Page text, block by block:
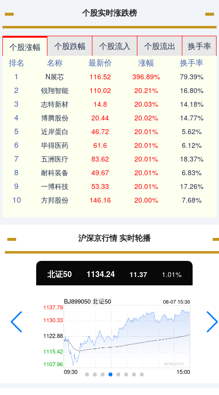
个股实时涨跌榜
个股涨幅 个股跌幅 个股流入 个股流出
换手率
排名
名称 最新价 涨幅
换手率
1
N展芯 116.52 396.89% 79.39%
2 锐翔智能 110.02 20.21% 16.80%
3 志特新材 14.8 20.03% 14.18%
4 博腾股份 20.44 20.02% 14.77%
5 近岸蛋白 46.72 20.01% 5.62%
6 毕得医药 61.6 20.01% 6.12%
7 五洲医疗 83.62 20.01% 18.37%
8 耐科装备 49.67 20.01% 6.83%
9 一博科技 53.33 20.01% 17.26%
10 方邦股份 146.16 20.00% 7.68%
沪深京行情 实时轮播
北证50 1134.24 11.37 1.01%